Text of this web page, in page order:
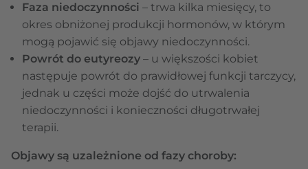
Faza niedoczynności – trwa kilka miesięcy, to
okres obniżonej produkcji hormonów, w którym
mogą pojawić się objawy niedoczynności.
Powrót do eutyreozy – u większości kobiet
następuje powrót do prawidłowej funkcji tarczycy,
jednak u części może dojść do utrwalenia
niedoczynności i konieczności długotrwałej
terapii.
Objawy są uzależnione od fazy choroby: